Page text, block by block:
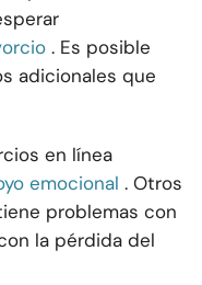
. Es posible
adicionales que
en línea
emocional . Otros
problemas con
la pérdida del